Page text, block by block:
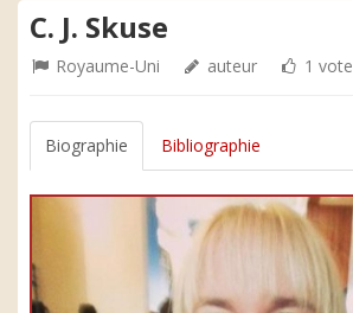
C. J. Skuse
Royaume-Uni auteur 1 vote
Biographie Bibliographie